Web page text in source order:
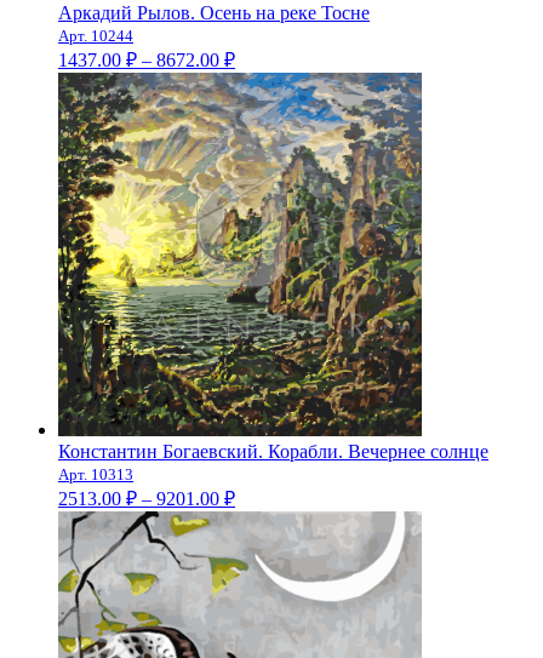
Аркадий Рылов. Осень на реке Тосне
Арт. 10244
1437.00 ₽ – 8672.00 ₽Диапазон
цен:
1437.00 ₽
–
8672.00 ₽
Константин Богаевский. Корабли. Вечернее солнце
Арт. 10313
2513.00 ₽ – 9201.00 ₽Диапазон
цен:
2513.00 ₽
–
9201.00 ₽